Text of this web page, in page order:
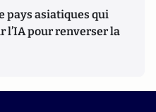
pays asiatiques qui
l’IA pour renverser la